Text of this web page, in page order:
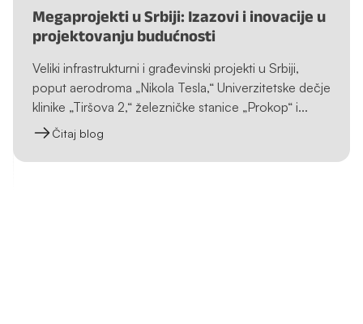
Megaprojekti u Srbiji: Izazovi i inovacije u
projektovanju budućnosti
Veliki infrastrukturni i građevinski projekti u Srbiji,
poput aerodroma „Nikola Tesla,“ Univerzitetske dečje
klinike „Tiršova 2,“ železničke stanice „Prokop“ i...
Čitaj blog